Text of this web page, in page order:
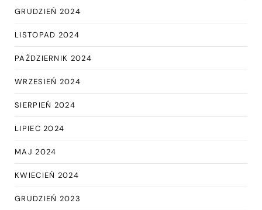
GRUDZIEŃ 2024
LISTOPAD 2024
PAŹDZIERNIK 2024
WRZESIEŃ 2024
SIERPIEŃ 2024
LIPIEC 2024
MAJ 2024
KWIECIEŃ 2024
GRUDZIEŃ 2023